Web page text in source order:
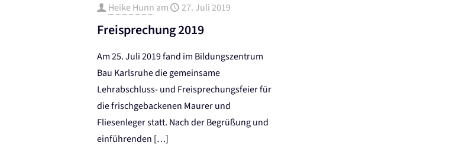
Heike Hunn am 27. Juli 2019
Freisprechung 2019
Am 25. Juli 2019 fand im Bildungszentrum
Bau Karlsruhe die gemeinsame
Lehrabschluss- und Freisprechungsfeier für
die frischgebackenen Maurer und
Fliesenleger statt. Nach der Begrüßung und
einführenden […]